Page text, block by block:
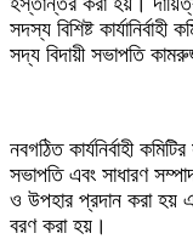
সদস্য বিশিষ্ট
সদ্য বিদায়ী সভাপতি
নবগঠিত কার্যনির্বাহী
সভাপতি এবং সাধারণ
ও উপহার প্রদান করা হয়
বরণ করা হয়।